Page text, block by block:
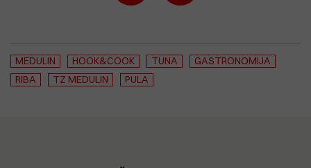
MEDULIN HOOK&COOK TUNA
GASTRONOMIJA
RIBA
TZ MEDULIN PULA